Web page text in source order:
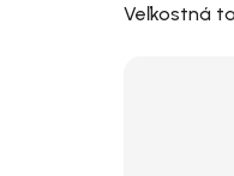
Veľkostná